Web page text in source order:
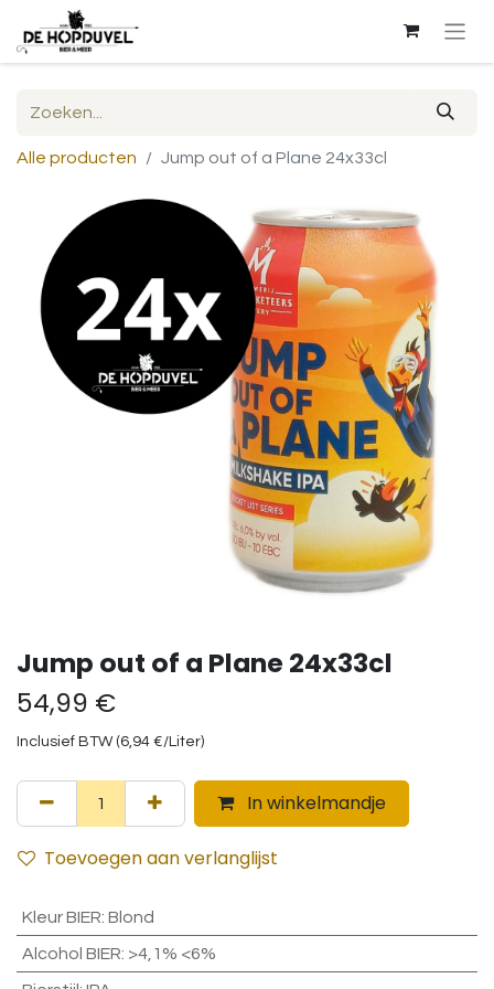
Alle producten Jump out of a Plane 24x33cl
Jump out of a Plane 24x33cl
54,99 €
Inclusief BTW (6,94 €/Liter)
In winkelmandje
Toevoegen aan verlanglijst
Kleur BIER: Blond
Alcohol BIER: >4,1% <6%